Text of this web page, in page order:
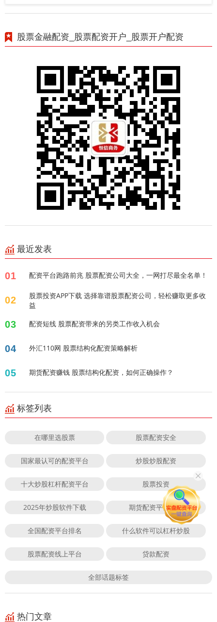
股票金融配资_股票配资开户_股票开户配资
最近发表
01 配资平台跑路前兆 股票配资公司大全，一网打尽最全名单！
02
股票投资APP下载 选择靠谱股票配资公司，轻松赚取更多收
益
03 配资短线 股票配资带来的另类工作收入机会
04 外汇110网 股票结构化配资策略解析
05 期货配资赚钱 股票结构化配资，如何正确操作？
标签列表
在哪里选股票 股票配资安全
国家最认可的配资平台 炒股炒股配资
十大炒股杠杆配资平台 股票投资
2025年炒股软件下载 期货配资平台门户
全国配资平台排名 什么软件可以杠杆炒股
股票配资线上平台 贷款配资
全部话题标签
热门文章